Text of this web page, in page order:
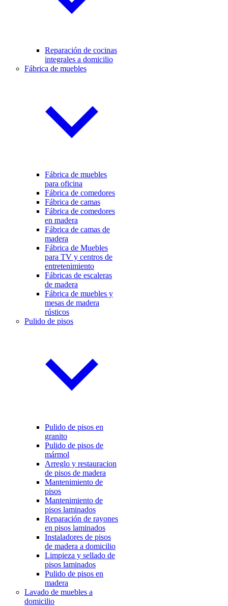
Reparación de cocinas
integrales a domicilio
Fábrica de muebles
Fábrica de muebles
para oficina
Fábrica de comedores
Fábrica de camas
Fábrica de comedores
en madera
Fábrica de camas de
madera
Fábrica de Muebles
para TV y centros de
entretenimiento
Fábricas de escaleras
de madera
Fábrica de muebles y
mesas de madera
rústicos
Pulido de pisos
Pulido de pisos en
granito
Pulido de pisos de
mármol
Arreglo y restauracion
de pisos de madera
Mantenimiento de
pisos
Mantenimiento de
pisos laminados
Reparación de rayones
en pisos laminados
Instaladores de pisos
de madera a domicilio
Limpieza y sellado de
pisos laminados
Pulido de pisos en
madera
Lavado de muebles a
domicilio